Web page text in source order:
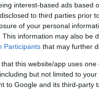
interest-based ads based
to third parties prior
of your personal
This information may also be
Participants that may further
that this website/app uses
but not limited to
to Google and its third-party
aki eddig nem
(NAV) által
ez automatikusan
tudnivalókat.